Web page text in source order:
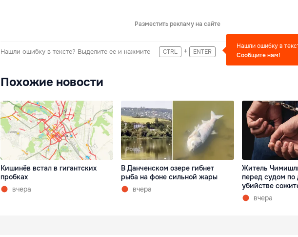
Разместить рекламу на сайте
Нашли ошибку в тексте? Выделите ее и нажмите CTRL + ENTER
Нашли ошибку в
Сообщите нам!
Похожие новости
Кишинёв встал в гигантских
пробках
вчера
В Данченском озере гибнет
рыба на фоне сильной жары
вчера
Житель
перед судом по
убийстве
вчера